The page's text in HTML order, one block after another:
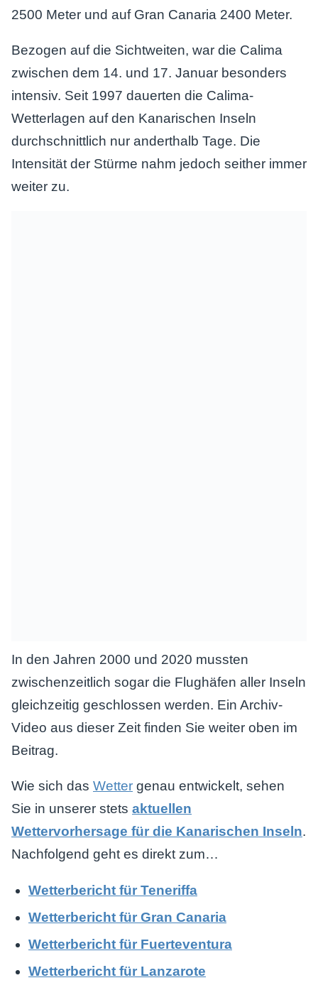
2500 Meter und auf Gran Canaria 2400 Meter.
Bezogen auf die Sichtweiten, war die Calima
zwischen dem 14. und 17. Januar besonders
intensiv. Seit 1997 dauerten die Calima-
Wetterlagen auf den Kanarischen Inseln
durchschnittlich nur anderthalb Tage. Die
Intensität der Stürme nahm jedoch seither immer
weiter zu.
In den Jahren 2000 und 2020 mussten
zwischenzeitlich sogar die Flughäfen aller Inseln
gleichzeitig geschlossen werden. Ein Archiv-
Video aus dieser Zeit finden Sie weiter oben im
Beitrag.
Wie sich das Wetter genau entwickelt, sehen
Sie in unserer stets aktuellen
Wettervorhersage für die Kanarischen Inseln.
Nachfolgend geht es direkt zum…
Wetterbericht für Teneriffa
Wetterbericht für Gran Canaria
Wetterbericht für Fuerteventura
Wetterbericht für Lanzarote